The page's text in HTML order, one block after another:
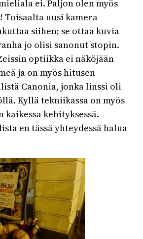
ei. Paljon olen myös
Toisaalta uusi kamera
siihen; se ottaa kuvia
jo olisi sanonut stopin.
optiikka ei näköjään
ja on myös hitusen
Canonia, jonka linssi oli
Kyllä tekniikassa on myös
kaikessa kehityksessä.
en tässä yhteydessä halua